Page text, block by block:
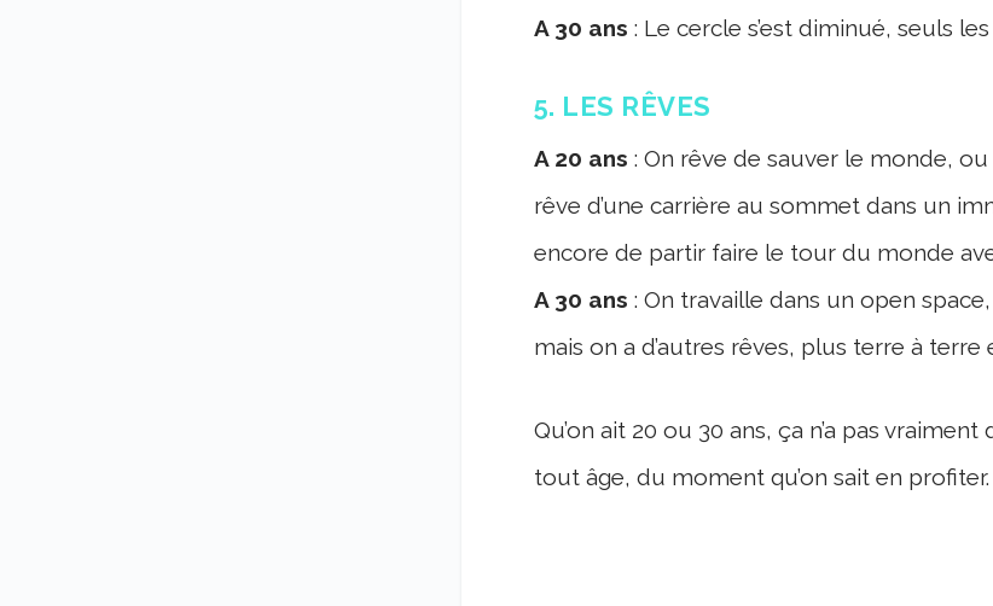
A 30 ans : Le cercle s’est diminué, seuls
5. LES RÊVES
A 20 ans : On rêve de sauver le monde,
rêve d’une carrière au sommet dans un
encore de partir faire le tour du monde
A 30 ans : On travaille dans un open
mais on a d’autres rêves, plus terre à terre
Qu’on ait 20 ou 30 ans, ça n’a pas
tout âge, du moment qu’on sait en profiter.